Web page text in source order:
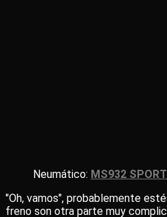
Neumático: MS932 SPORT
"Oh, vamos", probablemente
freno son otra parte muy